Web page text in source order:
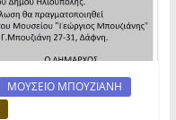
ΜΟΥΣΕΙΟ ΜΠΟΥΖΙΑΝΗ